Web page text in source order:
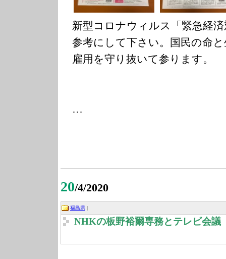
新型コロナウィルス「緊急経
参考にして下さい。国民の命
雇用を守り抜いて参ります。
…
20/4/2020
福島県 |
NHKの板野裕爾専務とテレビ会議